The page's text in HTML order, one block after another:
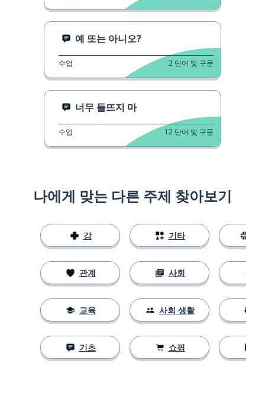
예 또는 아니오?
수업 2 단어 및 구문
너무 들뜨지 마
수업 12 단어 및 구문
나에게 맞는 다른 주제 찾아보기
강
관계
교육
기초
기타
사회
사회 생활
쇼핑